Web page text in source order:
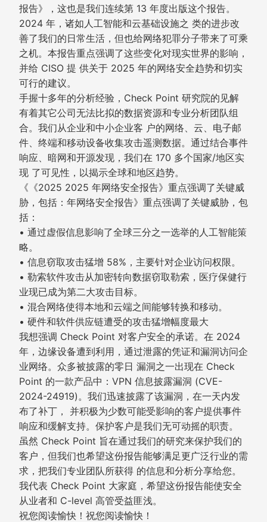
报告》，这也是我们连续第 13 年度出版这个报告。
2024 年，诸如人工智能和云基础设施之 类的进步改
善了我们的日常生活，但也给网络犯罪分子带来了可乘
之机。本报告重点强调了这些变化对现实世界的影响，
并给 CISO 提 供关于 2025 年的网络安全趋势和切实
可行的建议。
手握十多年的分析经验，Check Point 研究院的见解
有着其它公司无法比拟的数据资源和专业分析团队组
合。我们从企业和中小企业客 户的网络、云、电子邮
件、终端和移动设备收集攻击遥测数据。通过结合事件
响应、暗网和开源发现，我们在 170 多个国家/地区实
现 了可见性，以揭示全球和地区趋势。
《《2025 2025 年网络安全报告》重点强调了关键威
胁，包括：年网络安全报告》重点强调了关键威胁，包
括：
• 通过虚假信息影响了全球三分之一选举的人工智能策
略。
• 信息窃取攻击猛增 58%，主要针对企业访问权限。
• 勒索软件攻击从加密转向数据窃取勒索，医疗保健行
业现已成为第二大攻击目标。
• 混合网络使得本地和云端之间能够转换和移动。
• 硬件和软件供应链遭受的攻击猛增幅度最大
我想强调 Check Point 对客户安全的承诺。在 2024
年，边缘设备遭到利用，通过泄露的凭证和漏洞访问企
业网络。众多被披露的零日 漏洞之一出现在 Check
Point 的一款产品中：VPN 信息披露漏洞 (CVE-
2024-24919)。我们迅速披露了该漏洞，在一天内发
布了补丁， 并积极为少数可能受影响的客户提供事件
响应和缓解支持。保护客户是我们无可动摇的职责。
虽然 Check Point 旨在通过我们的研究来保护我们的
客户，但我们也希望这份报告能够满足更广泛行业的需
求，把我们专业团队所获得 的信息和分析分享给您。
我代表 Check Point 大家庭，希望这份报告能使安全
从业者和 C-level 高管受益匪浅。
祝您阅读愉快！祝您阅读愉快！